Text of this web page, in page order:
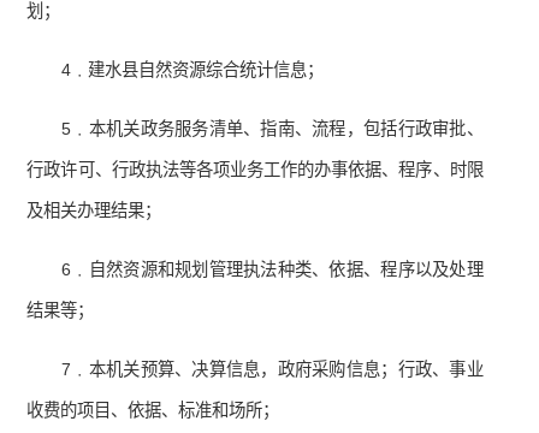
划；
4﹒建水县自然资源综合统计信息；
5﹒本机关政务服务清单、指南、流程，包括行政审批、
行政许可、行政执法等各项业务工作的办事依据、程序、时限
及相关办理结果；
6﹒自然资源和规划管理执法种类、依据、程序以及处理
结果等；
7﹒本机关预算、决算信息，政府采购信息；行政、事业
收费的项目、依据、标准和场所；